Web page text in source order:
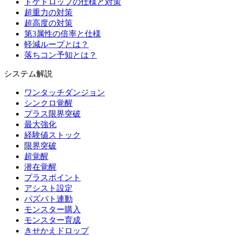
トゲドロップの仕様と対策
超重力の対策
超高度の対策
第3属性の倍率と仕様
軽減ループとは？
落ちコン予知とは？
システム解説
ワンタッチダンジョン
シンクロ覚醒
プラス限界突破
最大強化
経験値ストック
限界突破
超覚醒
潜在覚醒
プラスポイント
アシスト設定
パズバト連動
モンスター購入
モンスター育成
きせかえドロップ